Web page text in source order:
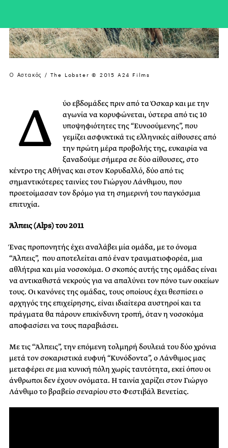
Ο Αστακός / The Lobster © 2015 A24 Films
Δ
ύο εβδομάδες πριν από τα Όσκαρ και με την
αγωνία να κορυφώνεται, ύστερα από τις 10
υποψηφιότητες της “Ευνοούμενης”, που
γεμίζει ασφυκτικά τις ελληνικές αίθουσες από
την πρώτη μέρα προβολής της, ευκαιρία να
ξαναδούμε σήμερα σε δύο αίθουσες, στο
κέντρο της Αθήνας και στον Κορυδαλλό, δύο από τις
σημαντικότερες ταινίες του Γιώργου Λάνθιμου, που
προετοίμασαν τον δρόμο για τη σημερινή του παγκόσμια
επιτυχία.
Άλπεις (Alps) του 2011
Ένας προπονητής έχει αναλάβει μία ομάδα, με το όνομα
“Άλπεις”, που αποτελείται από έναν τραυματιοφορέα, μια
αθλήτρια και μία νοσοκόμα. Ο σκοπός αυτής της ομάδας είναι
να αντικαθιστά νεκρούς για να απαλύνει τον πόνο των οικείων
τους. Οι κανόνες της ομάδας, τους οποίους έχει θεσπίσει ο
αρχηγός της επιχείρησης, είναι ιδιαίτερα αυστηροί και τα
πράγματα θα πάρουν επικίνδυνη τροπή, όταν η νοσοκόμα
αποφασίσει να τους παραβιάσει.
Με τις “Άλπεις”, την επόμενη τολμηρή δουλειά του δύο χρόνια
μετά τον σοκαριστικά ευφυή “Κυνόδοντα”, ο Λάνθιμος μας
μεταφέρει σε μια κυνική πόλη χωρίς ταυτότητα, εκεί όπου οι
άνθρωποι δεν έχουν ονόματα. Η ταινία χαρίζει στον Γιώργο
Λάνθιμο το βραβείο σεναρίου στο Φεστιβάλ Βενετίας.